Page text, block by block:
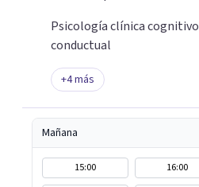
Psicología clínica cognitivo
conductual
+4más
Mañana
15:00 16:00